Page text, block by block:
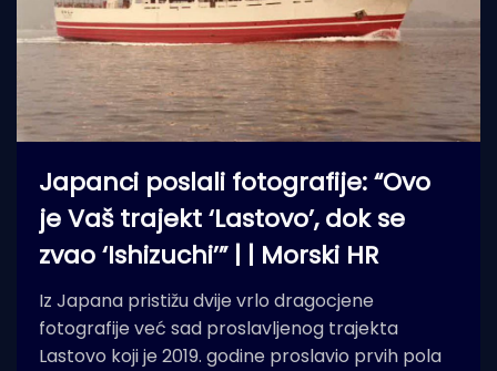
Japanci poslali fotografije: “Ovo
je Vaš trajekt ‘Lastovo’, dok se
zvao ‘Ishizuchi’” | | Morski HR
Iz Japana pristižu dvije vrlo dragocjene
fotografije već sad proslavljenog trajekta
Lastovo koji je 2019. godine proslavio prvih pola